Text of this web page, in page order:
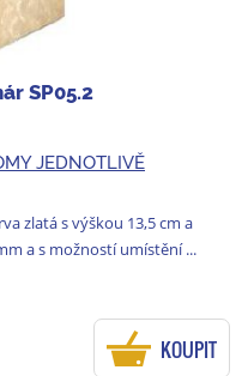
SP05.2
JEDNOTLIVĚ
zlatá s výškou 13,5 cm a
a s možností umístění ...
KOUPIT